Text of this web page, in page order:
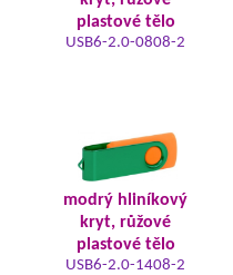
plastové tělo
USB6-2.0-0808-2
modrý hliníkový
kryt, růžové
plastové tělo
USB6-2.0-1408-2